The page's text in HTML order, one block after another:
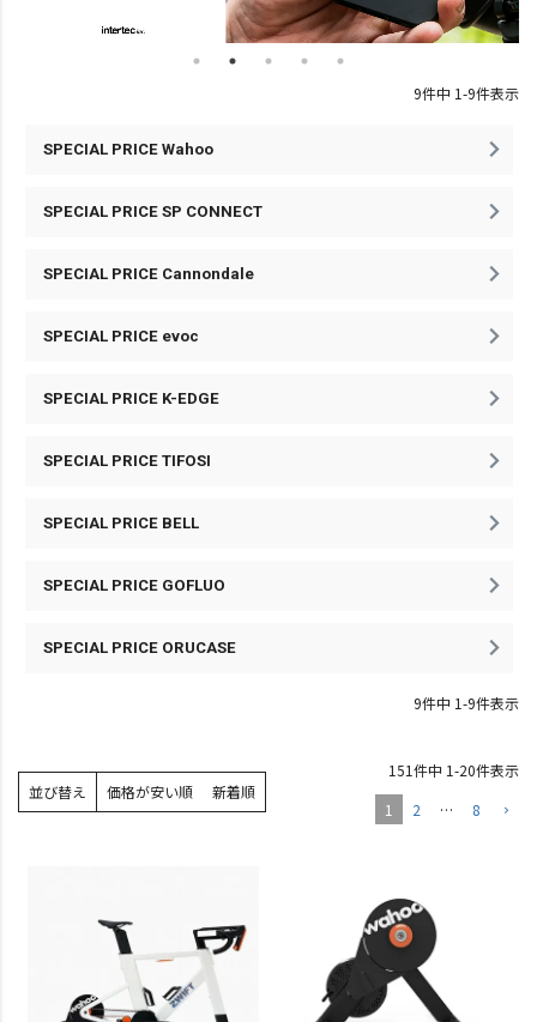
9件中 1-9件表示
SPECIAL PRICE Wahoo
SPECIAL PRICE SP CONNECT
SPECIAL PRICE Cannondale
SPECIAL PRICE evoc
SPECIAL PRICE K-EDGE
SPECIAL PRICE TIFOSI
SPECIAL PRICE BELL
SPECIAL PRICE GOFLUO
SPECIAL PRICE ORUCASE
9件中 1-9件表示
並び替え 価格が安い順 新着順
151件中 1-20件表示
1
2 … 8